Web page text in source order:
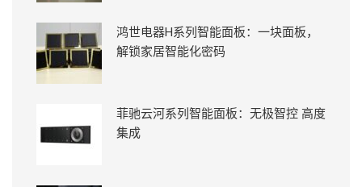
鸿世电器H系列智能面板：一块面板，
解锁家居智能化密码
菲驰云河系列智能面板：无极智控 高度
集成